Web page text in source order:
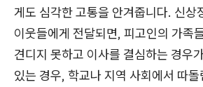
게도 심각한 고통을 안겨줍니다. 신상
이웃들에게 전달되면, 피고인의 가족
견디지 못하고 이사를 결심하는 경우
있는 경우, 학교나 지역 사회에서 따